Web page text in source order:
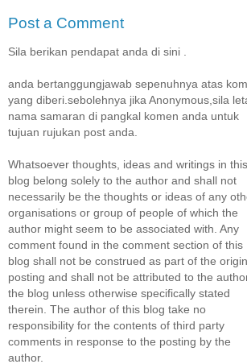
Post a Comment
Sila berikan pendapat anda di sini .
anda bertanggungjawab sepenuhnya atas
yang diberi.sebolehnya jika Anonymous,sila
nama samaran di pangkal komen anda untuk
tujuan rujukan post anda.
Whatsoever thoughts, ideas and writings in this
blog belong solely to the author and shall not
necessarily be the thoughts or ideas of any
organisations or group of people of which the
author might seem to be associated with. Any
comment found in the comment section of this
blog shall not be construed as part of the
posting and shall not be attributed to the
the blog unless otherwise specifically stated
therein. The author of this blog take no
responsibility for the contents of third party
comments in response to the posting by the
author.